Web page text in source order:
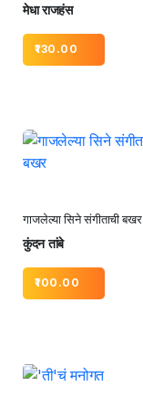
मेधा राजहंस
130.00
गाजलेल्या सिने संगीताची बखर
कुंदन तांबे
100.00